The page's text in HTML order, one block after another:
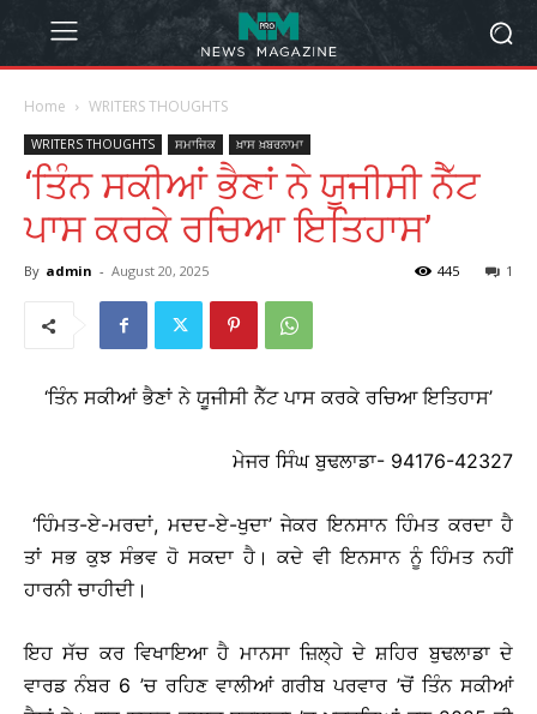
Home WRITERS THOUGHTS
WRITERS THOUGHTS ਸਮਾਜਿਕ ਖ਼ਾਸ ਖ਼ਬਰਨਾਮਾ
‘ਤਿੰਨ ਸਕੀਆਂ ਭੈਣਾਂ ਨੇ ਯੂਜੀਸੀ ਨੈੱਟ
ਪਾਸ ਕਰਕੇ ਰਚਿਆ ਇਤਿਹਾਸ’
By admin - August 20, 2025 1
445
‘ਤਿੰਨ ਸਕੀਆਂ ਭੈਣਾਂ ਨੇ ਯੂਜੀਸੀ ਨੈੱਟ ਪਾਸ ਕਰਕੇ ਰਚਿਆ ਇਤਿਹਾਸ’
ਮੇਜਰ ਸਿੰਘ ਬੁਢਲਾਡਾ- 94176-42327
‘ਹਿੰਮਤ-ਏ-ਮਰਦਾਂ, ਮਦਦ-ਏ-ਖੁਦਾ’ ਜੇਕਰ ਇਨਸਾਨ ਹਿੰਮਤ ਕਰਦਾ ਹੈ
ਤਾਂ ਸਭ ਕੁਝ ਸੰਭਵ ਹੋ ਸਕਦਾ ਹੈ। ਕਦੇ ਵੀ ਇਨਸਾਨ ਨੂੰ ਹਿੰਮਤ ਨਹੀਂ
ਹਾਰਨੀ ਚਾਹੀਦੀ।
ਇਹ ਸੱਚ ਕਰ ਵਿਖਾਇਆ ਹੈ ਮਾਨਸਾ ਜ਼ਿਲ੍ਹੇ ਦੇ ਸ਼ਹਿਰ ਬੁਢਲਾਡਾ ਦੇ
ਵਾਰਡ ਨੰਬਰ 6 ’ਚ ਰਹਿਣ ਵਾਲੀਆਂ ਗਰੀਬ ਪਰਵਾਰ ’ਚੋਂ ਤਿੰਨ ਸਕੀਆਂ